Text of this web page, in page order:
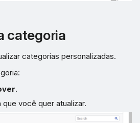
categoria
categorias personalizadas.
.
você quer atualizar.